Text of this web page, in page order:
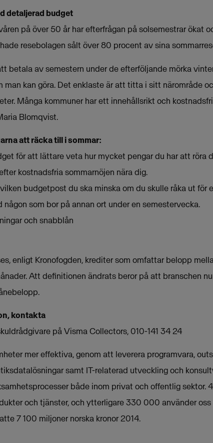
detaljerad budget
på över 50 år har efterfrågan på solsemestrar ökat
resebolagen sålt över 80 procent av sina
betala av semestern under de efterföljande mörka
man kan göra. Det enklaste är att titta i sitt närområde
Många kommuner har ett innehållsrikt och
Blomqvist.
att räcka till i sommar:
för att lättare veta hur mycket pengar du har att röra
kostnadsfria sommarnöjen nära dig.
budgetpost du ska minska om du skulle råka ut för
som bor på annan ort under en semestervecka.
och snabblån
enligt Kronofogden, krediter som omfattar belopp
Att definitionen ändrats beror på att branschen
kontakta
på Visma Collectors, 010-141 34 24
mer effektiva, genom att leverera programvara,
samt IT-relaterad utveckling och
både inom privat och offentlig sektor.
och tjänster, och ytterligare 330 000 använder
7 100 miljoner norska kronor 2014.